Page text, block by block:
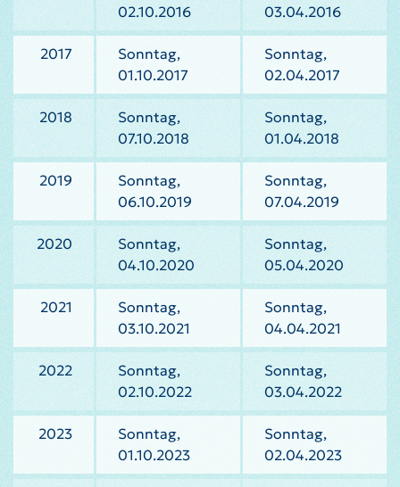
02.10.2016
03.04.2016
2017
Sonntag,
01.10.2017
Sonntag,
02.04.2017
2018
Sonntag,
07.10.2018
Sonntag,
01.04.2018
2019
Sonntag,
06.10.2019
Sonntag,
07.04.2019
2020
Sonntag,
04.10.2020
Sonntag,
05.04.2020
2021
Sonntag,
03.10.2021
Sonntag,
04.04.2021
2022
Sonntag,
02.10.2022
Sonntag,
03.04.2022
2023
Sonntag,
01.10.2023
Sonntag,
02.04.2023